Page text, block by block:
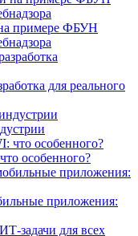
примере ФБУН
для реального
особенного?
приложения: